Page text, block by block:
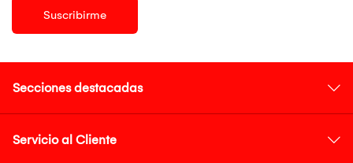
Suscribirme
Secciones destacadas
Servicio al Cliente